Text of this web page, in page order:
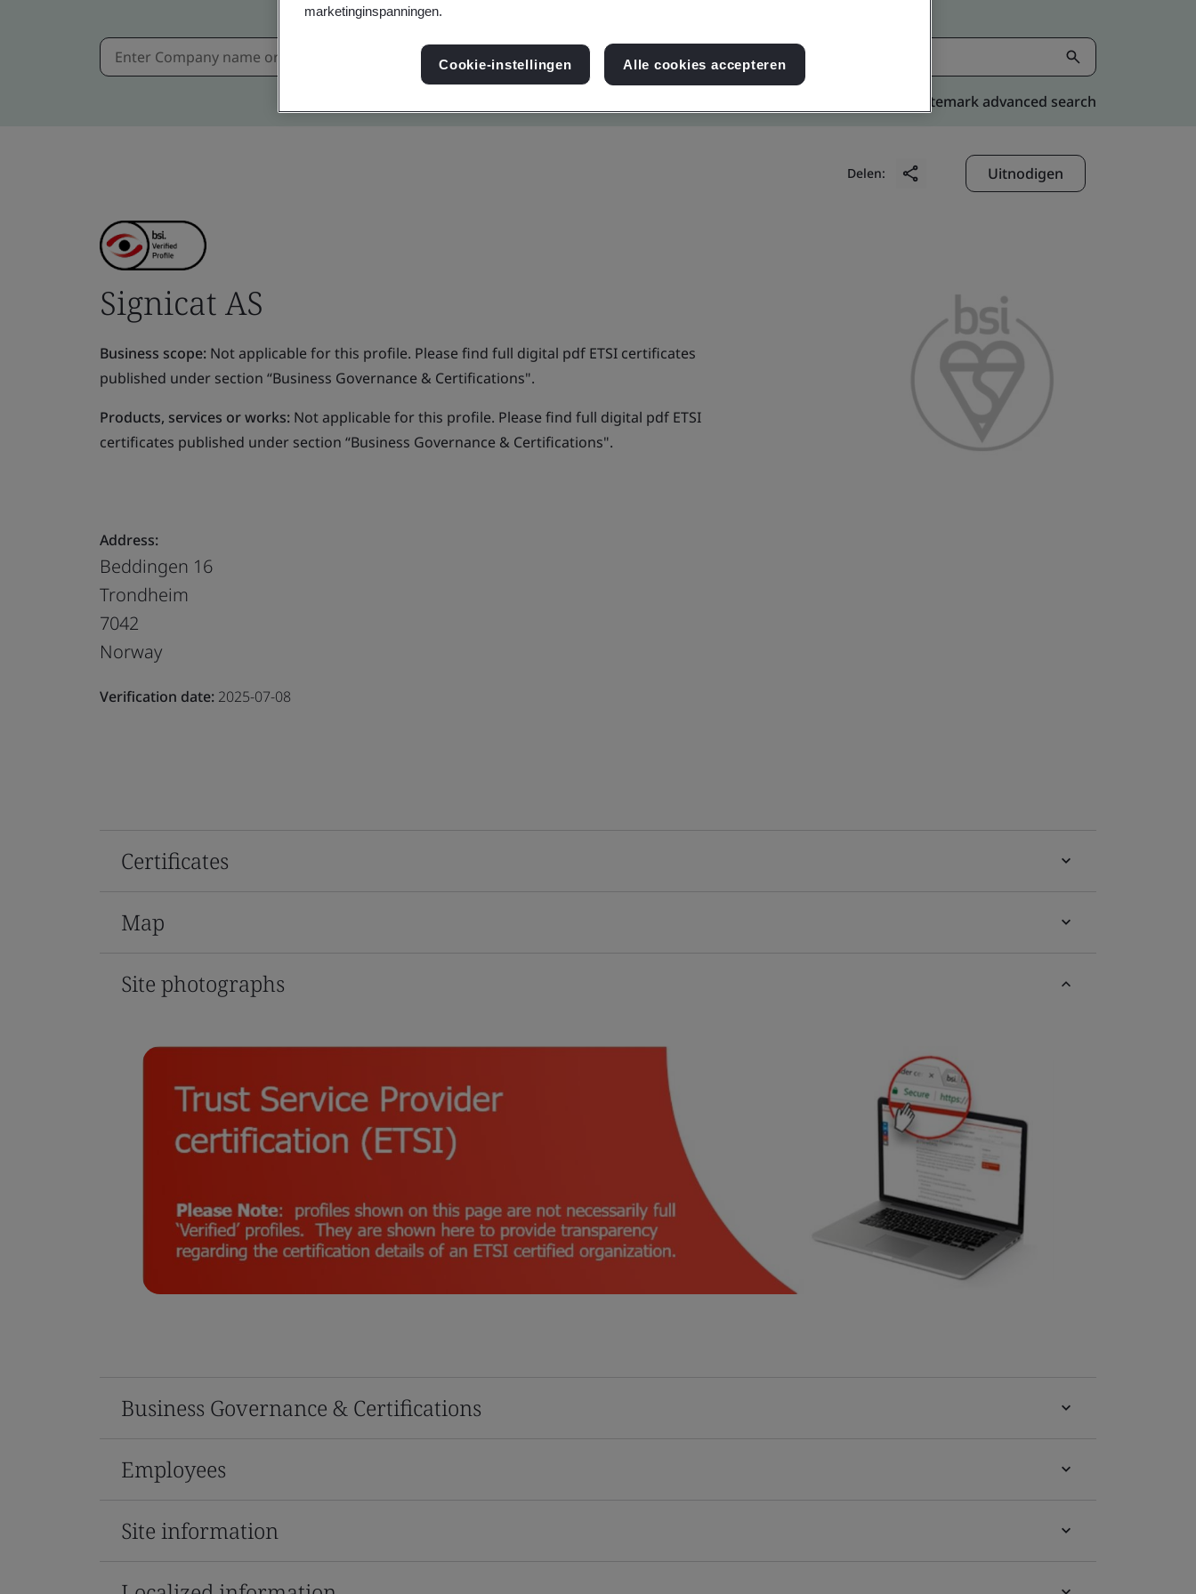
Kitemark advanced search
Delen: Uitnodigen
Signicat AS
Business scope: Not applicable for this profile. Please find full digital pdf ETSI certificates
published under section “Business Governance & Certifications".
Products, services or works: Not applicable for this profile. Please find full digital pdf ETSI
certificates published under section “Business Governance & Certifications".
Address:
Beddingen 16
Trondheim
7042
Norway
Verification date: 2025-07-08
Certificates
Map
Site photographs
Business Governance & Certifications
Employees
Site information
marketinginspanningen.
Cookie-instellingen Alle cookies accepteren